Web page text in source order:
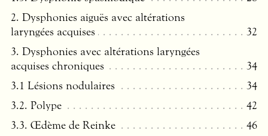
2. Dysphonies aiguës avec altérations
laryngées acquises
32
3. Dysphonies avec altérations laryngées
acquises chroniques
34
3.1 Lésions nodulaires
34
3.2. Polype
42
3.3. Œdème de Reinke
46